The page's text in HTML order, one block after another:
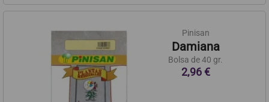
Pinisan
Damiana
Bolsa de 40 gr.
2,96 €